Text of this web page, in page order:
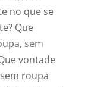
no que se
Que
sem
vontade
roupa